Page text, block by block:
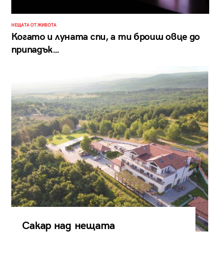
НЕЩАТА ОТ ЖИВОТА
Когато и луната спи, а ти броиш овце до
припадък…
Сакар над нещата